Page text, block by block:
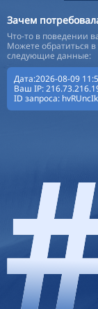
Зачем
Что-то в поведении
Можете обратиться
следующие данные:
Дата:2026-08-09
Ваш IP:
ID запроса: